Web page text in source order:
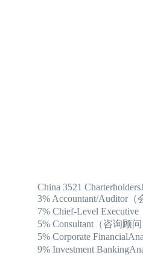
China 3521
3% Accountant/Auditor（
7% Chief-Level Executive
5% Consultant（咨询顾问
5% Corporate
9% Investment